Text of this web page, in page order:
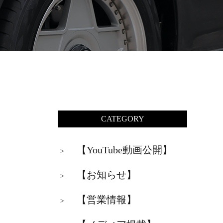
CATEGORY
> 【YouTube動画公開】
> 【お知らせ】
> 【営業情報】